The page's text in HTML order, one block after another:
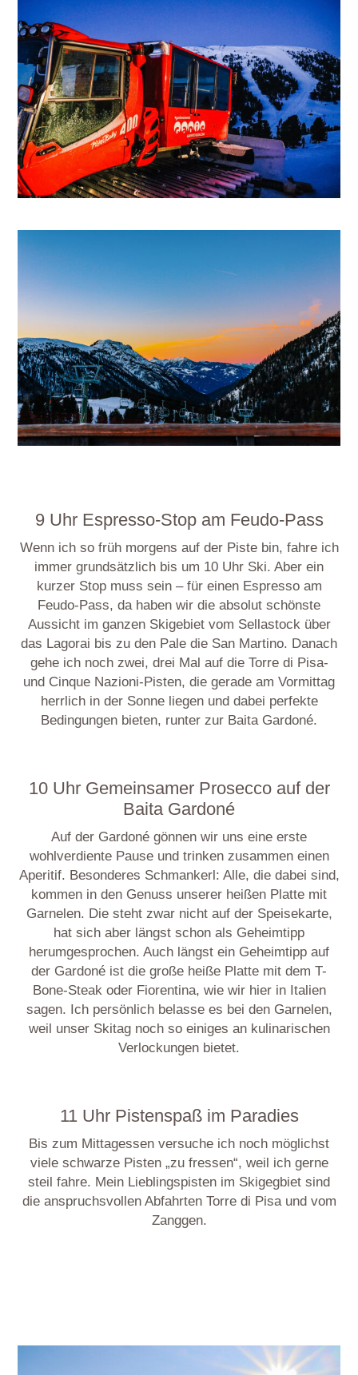
9 Uhr Espresso-Stop am Feudo-Pass
Wenn ich so früh morgens auf der Piste bin, fahre ich
immer grundsätzlich bis um 10 Uhr Ski. Aber ein
kurzer Stop muss sein – für einen Espresso am
Feudo-Pass, da haben wir die absolut schönste
Aussicht im ganzen Skigebiet vom Sellastock über
das Lagorai bis zu den Pale die San Martino. Danach
gehe ich noch zwei, drei Mal auf die Torre di Pisa-
und Cinque Nazioni-Pisten, die gerade am Vormittag
herrlich in der Sonne liegen und dabei perfekte
Bedingungen bieten, runter zur Baita Gardoné.
10 Uhr Gemeinsamer Prosecco auf der
Baita Gardoné
Auf der Gardoné gönnen wir uns eine erste
wohlverdiente Pause und trinken zusammen einen
Aperitif. Besonderes Schmankerl: Alle, die dabei sind,
kommen in den Genuss unserer heißen Platte mit
Garnelen. Die steht zwar nicht auf der Speisekarte,
hat sich aber längst schon als Geheimtipp
herumgesprochen. Auch längst ein Geheimtipp auf
der Gardoné ist die große heiße Platte mit dem T-
Bone-Steak oder Fiorentina, wie wir hier in Italien
sagen. Ich persönlich belasse es bei den Garnelen,
weil unser Skitag noch so einiges an kulinarischen
Verlockungen bietet.
11 Uhr Pistenspaß im Paradies
Bis zum Mittagessen versuche ich noch möglichst
viele schwarze Pisten „zu fressen“, weil ich gerne
steil fahre. Mein Lieblingspisten im Skigegbiet sind
die anspruchsvollen Abfahrten Torre di Pisa und vom
Zanggen.